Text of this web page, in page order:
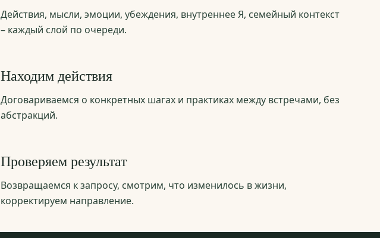
Действия, мысли, эмоции, убеждения, внутреннее Я, семейный контекст
– каждый слой по очереди.
Находим действия
Договариваемся о конкретных шагах и практиках между встречами, без
абстракций.
Проверяем результат
Возвращаемся к запросу, смотрим, что изменилось в жизни,
корректируем направление.